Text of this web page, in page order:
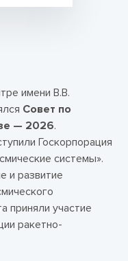
имени В.В.
Совет по
— 2026.
Госкорпорация
системы».
и развитие
приняли участие
ракетно-